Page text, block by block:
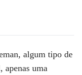
algum tipo de
apenas uma